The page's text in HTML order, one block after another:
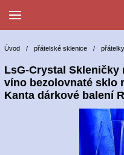
Úvod / přátelské sklenice /
LsG-Crystal Skleničky
víno bezolovnaté sklo
Kanta dárkové balení